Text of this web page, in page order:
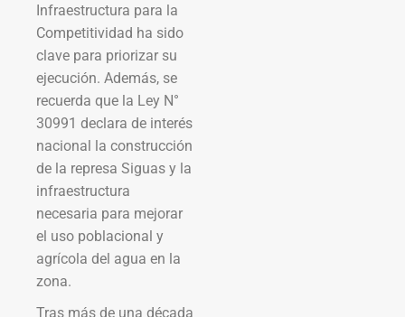
Infraestructura para la
Competitividad ha sido
clave para priorizar su
ejecución. Además, se
recuerda que la Ley N°
30991 declara de interés
nacional la construcción
de la represa Siguas y la
infraestructura
necesaria para mejorar
el uso poblacional y
agrícola del agua en la
zona.
Tras más de una década